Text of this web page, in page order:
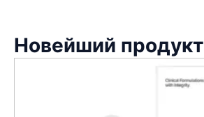
Новейший продукт